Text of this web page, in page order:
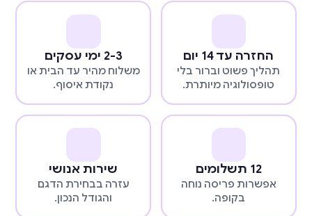
החזרה עד 14 יום
תהליך פשוט וברור בלי
טופסולוגיה מיותרת.
2-3 ימי עסקים
משלוח מהיר עד הבית או
נקודת איסוף.
12 תשלומים
אפשרות פריסה נוחה
בקופה.
שירות אנושי
עזרה בבחירת הדגם
והגודל הנכון.